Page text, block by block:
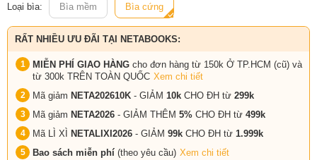
Loại bìa: Bìa mềm Bìa cứng
RẤT NHIỀU ƯU ĐÃI TẠI NETABOOKS:
MIỄN PHÍ GIAO HÀNG cho đơn hàng từ 150k Ở TP.HCM (cũ) và
từ 300k TRÊN TOÀN QUỐC Xem chi tiết
Mã giảm NETA202610K - GIẢM 10k CHO ĐH từ 299k
Mã giảm NETA2026 - GIẢM THÊM 5% CHO ĐH từ 499k
Mã LÌ XÌ NETALIXI2026 - GIẢM 99k CHO ĐH từ 1.999k
Bao sách miễn phí (theo yêu cầu) Xem chi tiết